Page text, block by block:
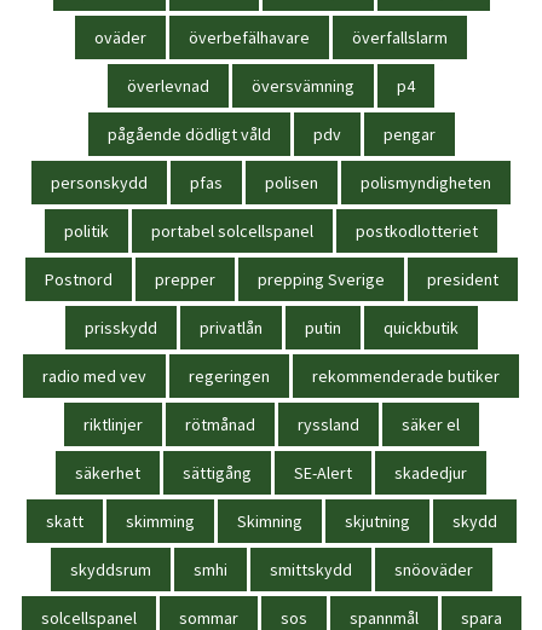
oväder överbefälhavare överfallslarm
överlevnad översvämning p4
pågående dödligt våld pdv pengar
personskydd pfas polisen polismyndigheten
politik portabel solcellspanel postkodlotteriet
Postnord prepper prepping Sverige president
prisskydd privatlån putin quickbutik
radio med vev regeringen rekommenderade butiker
riktlinjer rötmånad ryssland säker el
säkerhet sättigång SE-Alert skadedjur
skatt skimming Skimning skjutning skydd
skyddsrum smhi smittskydd snöoväder
solcellspanel sommar sos spannmål spara